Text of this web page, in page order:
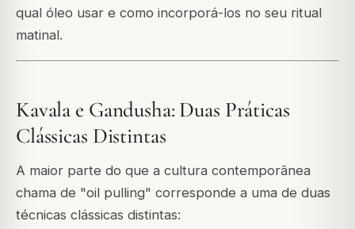
qual óleo usar e como incorporá-los no seu ritual
matinal.
Kavala e Gandusha: Duas Práticas
Clássicas Distintas
A maior parte do que a cultura contemporânea
chama de "oil pulling" corresponde a uma de duas
técnicas clássicas distintas: